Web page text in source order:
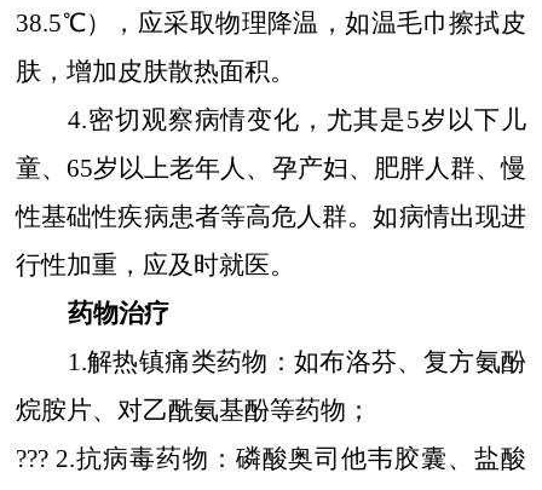
38.5℃），应采取物理降温，如温毛巾擦拭皮
肤，增加皮肤散热面积。
4.密切观察病情变化，尤其是5岁以下儿
童、 65岁以上老年人、孕产妇、肥胖人群、慢
性基础性疾病患者等高危人群。如病情出现进
行性加重，应及时就医。
药物治疗
1.解热镇痛类药物：如布洛芬、复方氨酚
烷胺片、对乙酰氨基酚等药物；
??? 2.抗病毒药物：磷酸奥司他韦胶囊、盐酸